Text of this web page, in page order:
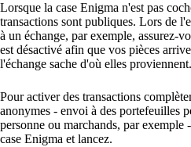
Lorsque la case Enigma n'est pas
transactions sont publiques. Lors de
à un échange, par exemple, assurez-
est désactivé afin que vos pièces
l'échange sache d'où elles proviennent.
Pour activer des transactions
anonymes - envoi à des portefeuilles
personne ou marchands, par exemple
case Enigma et lancez.